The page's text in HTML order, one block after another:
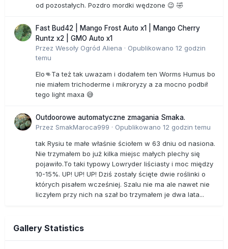
od pozostałych. Pozdro mordki wędzone 😉 🤣
Fast Bud42 | Mango Frost Auto x1 | Mango Cherry
Runtz x2 | GMO Auto x1
Przez Wesoły Ogród Aliena · Opublikowano 12 godzin
temu
Elo👊Ta też tak uwazam i dodałem ten Worms Humus bo
nie miałem trichoderme i mikroryzy a za mocno podbił
tego light maxa 😅
Outdoorowe automatyczne zmagania Smaka.
Przez SmakMaroca999 · Opublikowano 12 godzin temu
tak Rysiu te małe właśnie ściołem w 63 dniu od nasiona.
Nie trzymałem bo już kilka miejsc małych plechy się
pojawiło.To taki typowy Lowryder liściasty i moc między
10-15%. UP! UP! UP! Dziś zostały ścięte dwie roślinki o
których pisałem wcześniej. Szalu nie ma ale nawet nie
liczyłem przy nich na szał bo trzymałem je dwa lata...
Gallery Statistics